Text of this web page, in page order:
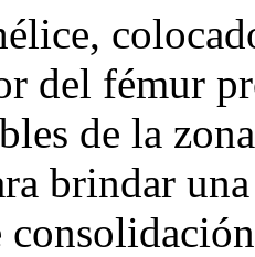
del fémur
de la
brindar